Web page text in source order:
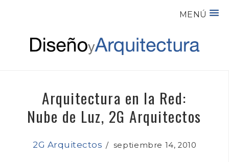
MENÚ
Arquitectura en la Red:
Nube de Luz, 2G Arquitectos
2G Arquitectos /septiembre 14, 2010